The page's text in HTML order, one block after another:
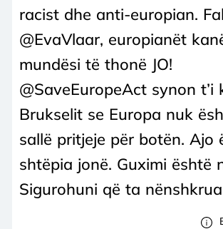
racist dhe anti-europian.
@EvaVlaar, europianët
mundësi të thonë JO!
@SaveEuropeAct synon t’i
Brukselit se Europa nuk
sallë pritjeje për botën. Ajo
shtëpia jonë. Guximi është
Sigurohuni që ta